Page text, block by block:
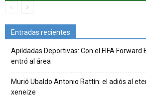
Entradas recientes
Apildadas Deportivas: Con el FIFA Forward
entró al área
Murió Ubaldo Antonio Rattín: el adiós al
xeneize